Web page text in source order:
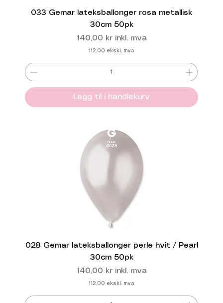
033 Gemar lateksballonger rosa metallisk
30cm 50pk
Pris
140,00 kr inkl. mva
112,00 ekskl. mva
Legg til i handlekurv
028 Gemar lateksballonger perle hvit / Pearl
30cm 50pk
Pris
140,00 kr inkl. mva
112,00 ekskl. mva